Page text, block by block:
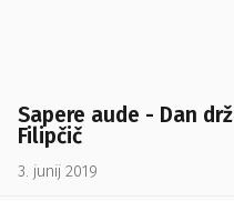
Sapere aude - Dan
Filipčič
3. junij 2019